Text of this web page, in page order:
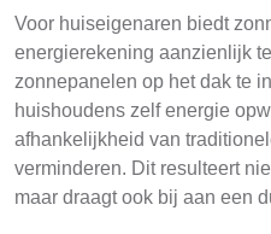
Voor huiseigenaren biedt
energierekening aanzienlijk
zonnepanelen op het dak te
huishoudens zelf energie
afhankelijkheid van
verminderen. Dit resulteert
maar draagt ook bij aan een